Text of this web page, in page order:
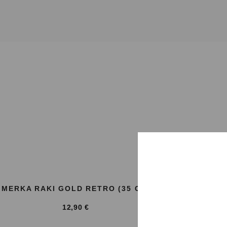
MERKA RAKI GOLD RETRO (35 CL)
12,90 €